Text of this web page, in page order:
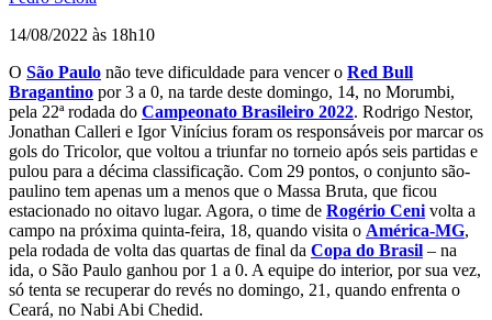
14/08/2022 às 18h10
O São Paulo não teve dificuldade para vencer o Red Bull
Bragantino por 3 a 0, na tarde deste domingo, 14, no Morumbi,
pela 22ª rodada do Campeonato Brasileiro 2022. Rodrigo Nestor,
Jonathan Calleri e Igor Vinícius foram os responsáveis por marcar os
gols do Tricolor, que voltou a triunfar no torneio após seis partidas e
pulou para a décima classificação. Com 29 pontos, o conjunto são-
paulino tem apenas um a menos que o Massa Bruta, que ficou
estacionado no oitavo lugar. Agora, o time de Rogério Ceni volta a
campo na próxima quinta-feira, 18, quando visita o América-MG,
pela rodada de volta das quartas de final da Copa do Brasil – na
ida, o São Paulo ganhou por 1 a 0. A equipe do interior, por sua vez,
só tenta se recuperar do revés no domingo, 21, quando enfrenta o
Ceará, no Nabi Abi Chedid.